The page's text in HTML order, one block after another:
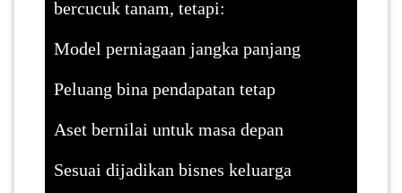
bercucuk tanam, tetapi:
Model perniagaan jangka panjang
Peluang bina pendapatan tetap
Aset bernilai untuk masa depan
Sesuai dijadikan bisnes keluarga